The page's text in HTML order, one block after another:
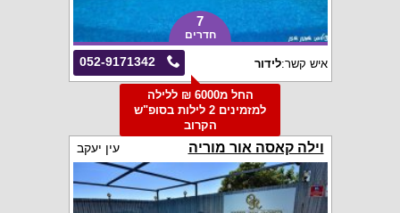
7
חדרים
052-9171342 איש קשר:לידור
החל מ6000 ₪ ללילה
למזמינים 2 לילות בסופ"ש
הקרוב
וילה קאסה אור מוריה עין יעקב